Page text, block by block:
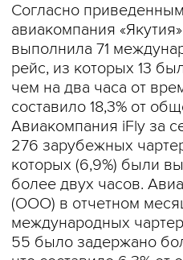
Согласно
авиакомпания
выполнила 71
рейс, из которых 13
чем на два часа от
составило 18,3% от
Авиакомпания iFly за
276 зарубежных
которых (6,9%) были
более двух часов.
(ООО) в отчетном
международных
55 было задержано